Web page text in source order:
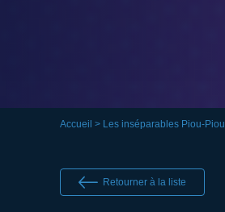
Accueil > Les inséparables Piou-Piou
Retourner à la liste